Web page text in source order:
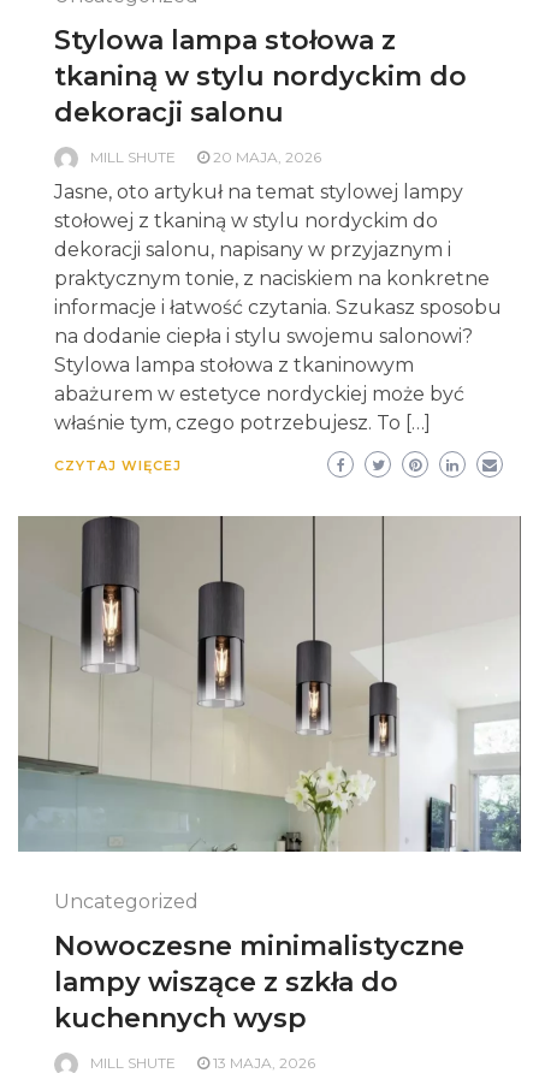
Stylowa lampa stołowa z
tkaniną w stylu nordyckim do
dekoracji salonu
MILL SHUTE 20 MAJA, 2026
Jasne, oto artykuł na temat stylowej lampy
stołowej z tkaniną w stylu nordyckim do
dekoracji salonu, napisany w przyjaznym i
praktycznym tonie, z naciskiem na konkretne
informacje i łatwość czytania. Szukasz sposobu
na dodanie ciepła i stylu swojemu salonowi?
Stylowa lampa stołowa z tkaninowym
abażurem w estetyce nordyckiej może być
właśnie tym, czego potrzebujesz. To […]
CZYTAJ WIĘCEJ
Uncategorized
Nowoczesne minimalistyczne
lampy wiszące z szkła do
kuchennych wysp
MILL SHUTE 13 MAJA, 2026